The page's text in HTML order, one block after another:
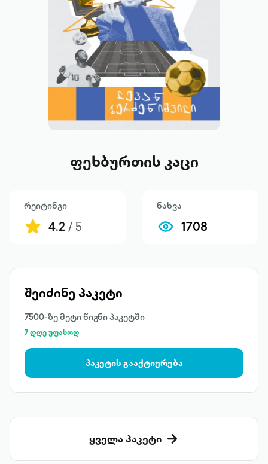
ფეხბურთის კაცი
რეიტინგი
4.2 / 5
ნახვა
1708
შეიძინე პაკეტი
7500-ზე მეტი წიგნი პაკეტში
7 დღე უფასოდ
პაკეტის გააქტიურება
ყველა პაკეტი